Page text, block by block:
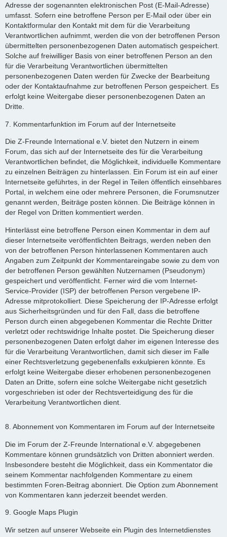
Adresse der sogenannten elektronischen Post (E-Mail-Adresse)
umfasst. Sofern eine betroffene Person per E-Mail oder über ein
Kontaktformular den Kontakt mit dem für die Verarbeitung
Verantwortlichen aufnimmt, werden die von der betroffenen Person
übermittelten personenbezogenen Daten automatisch gespeichert.
Solche auf freiwilliger Basis von einer betroffenen Person an den
für die Verarbeitung Verantwortlichen übermittelten
personenbezogenen Daten werden für Zwecke der Bearbeitung
oder der Kontaktaufnahme zur betroffenen Person gespeichert. Es
erfolgt keine Weitergabe dieser personenbezogenen Daten an
Dritte.
7. Kommentarfunktion im Forum auf der Internetseite
Die Z-Freunde International e.V. bietet den Nutzern in einem
Forum, das sich auf der Internetseite des für die Verarbeitung
Verantwortlichen befindet, die Möglichkeit, individuelle Kommentare
zu einzelnen Beiträgen zu hinterlassen. Ein Forum ist ein auf einer
Internetseite geführtes, in der Regel in Teilen öffentlich einsehbares
Portal, in welchem eine oder mehrere Personen, die Forumsnutzer
genannt werden, Beiträge posten können. Die Beiträge können in
der Regel von Dritten kommentiert werden.
Hinterlässt eine betroffene Person einen Kommentar in dem auf
dieser Internetseite veröffentlichten Beitrags, werden neben den
von der betroffenen Person hinterlassenen Kommentaren auch
Angaben zum Zeitpunkt der Kommentareingabe sowie zu dem von
der betroffenen Person gewählten Nutzernamen (Pseudonym)
gespeichert und veröffentlicht. Ferner wird die vom Internet-
Service-Provider (ISP) der betroffenen Person vergebene IP-
Adresse mitprotokolliert. Diese Speicherung der IP-Adresse erfolgt
aus Sicherheitsgründen und für den Fall, dass die betroffene
Person durch einen abgegebenen Kommentar die Rechte Dritter
verletzt oder rechtswidrige Inhalte postet. Die Speicherung dieser
personenbezogenen Daten erfolgt daher im eigenen Interesse des
für die Verarbeitung Verantwortlichen, damit sich dieser im Falle
einer Rechtsverletzung gegebenenfalls exkulpieren könnte. Es
erfolgt keine Weitergabe dieser erhobenen personenbezogenen
Daten an Dritte, sofern eine solche Weitergabe nicht gesetzlich
vorgeschrieben ist oder der Rechtsverteidigung des für die
Verarbeitung Verantwortlichen dient.
8. Abonnement von Kommentaren im Forum auf der Internetseite
Die im Forum der Z-Freunde International e.V. abgegebenen
Kommentare können grundsätzlich von Dritten abonniert werden.
Insbesondere besteht die Möglichkeit, dass ein Kommentator die
seinem Kommentar nachfolgenden Kommentare zu einem
bestimmten Foren-Beitrag abonniert. Die Option zum Abonnement
von Kommentaren kann jederzeit beendet werden.
9. Google Maps Plugin
Wir setzen auf unserer Webseite ein Plugin des Internetdienstes